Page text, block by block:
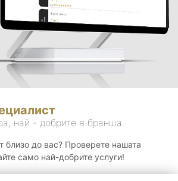
най - добрите в бранша.
близо до вас? Проверете нашата
само най-добрите услуги!